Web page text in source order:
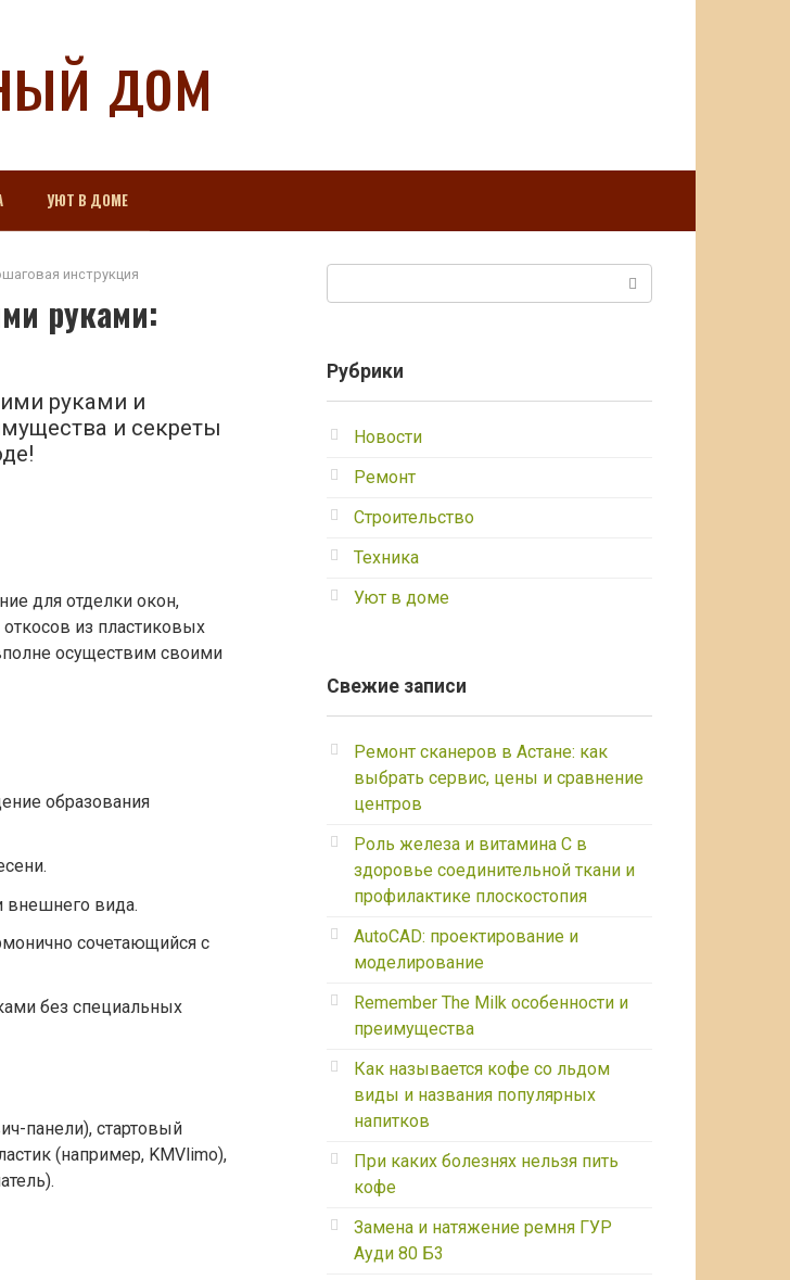
дом
УЮТ В ДОМЕ
инструкция
руками:
руками и
и секреты
для отделки окон,
из пластиковых
осуществим своими
образования
внешнего вида.
сочетающийся с
без специальных
панели), стартовый
(например, KMVlimo),
Рубрики
Новости
Ремонт
Строительство
Техника
Уют в доме
Свежие записи
Ремонт сканеров в Астане: как
выбрать сервис, цены и сравнение
центров
Роль железа и витамина С в
здоровье соединительной ткани и
профилактике плоскостопия
AutoCAD: проектирование и
моделирование
Remember The Milk особенности и
преимущества
Как называется кофе со льдом
виды и названия популярных
напитков
При каких болезнях нельзя пить
кофе
Замена и натяжение ремня ГУР
Ауди 80 Б3